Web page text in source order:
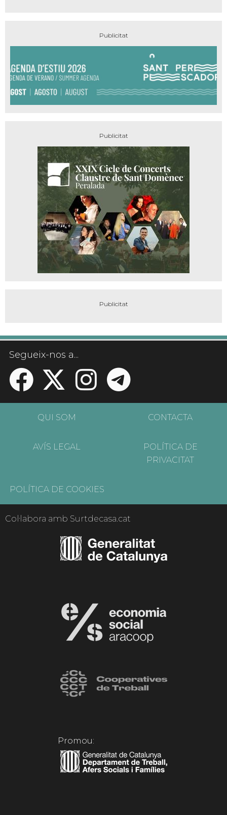
Segueix-nos a...
QUI SOM CONTACTA
AVÍS LEGAL
POLÍTICA DE
PRIVACITAT
POLÍTICA DE COOKIES
Col·labora amb Surtdecasa.cat
Promou: